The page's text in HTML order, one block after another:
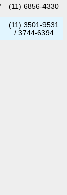
(11) 6856-4330
(11) 3501-9531
/ 3744-6394